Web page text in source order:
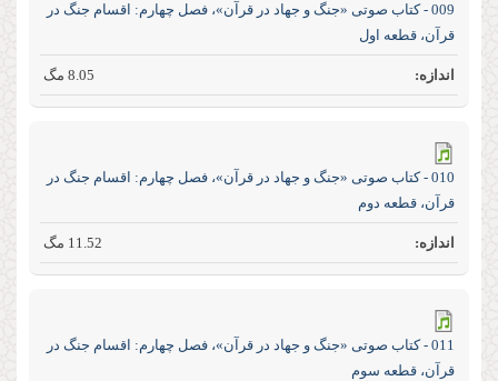
009 - کتاب صوتی «جنگ و جهاد در قرآن»، فصل چهارم: اقسام جنگ در
قرآن، قطعه اول
8.05 مگ
010 - کتاب صوتی «جنگ و جهاد در قرآن»، فصل چهارم: اقسام جنگ در
قرآن، قطعه دوم
11.52 مگ
011 - کتاب صوتی «جنگ و جهاد در قرآن»، فصل چهارم: اقسام جنگ در
قرآن، قطعه سوم